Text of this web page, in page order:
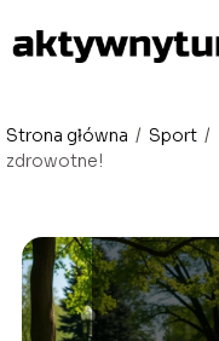
Strona główna / Sport /
zdrowotne!